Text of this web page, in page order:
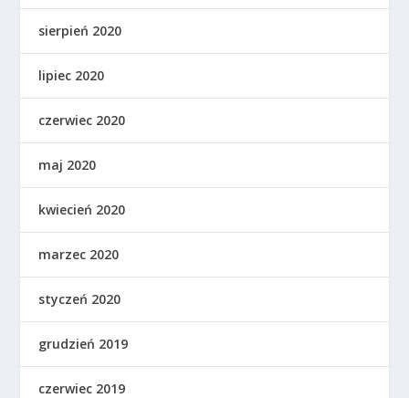
sierpień 2020
lipiec 2020
czerwiec 2020
maj 2020
kwiecień 2020
marzec 2020
styczeń 2020
grudzień 2019
czerwiec 2019